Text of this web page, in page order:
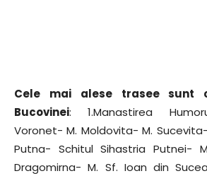
Cele mai alese trasee sunt
Bucovinei: 1.Manastirea
Voronet- M. Moldovita- M. Sucevita-
Putna- Schitul Sihastria Putnei-
Dragomirna- M. Sf. Ioan din